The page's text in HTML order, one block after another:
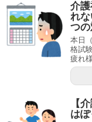
介
れ
つ
本日
格試
疲れ
【
は